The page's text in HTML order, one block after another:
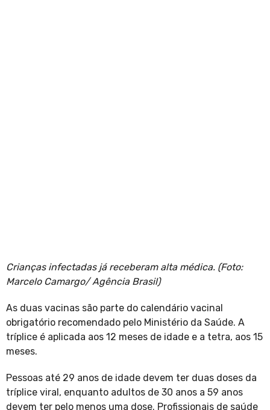
Crianças infectadas já receberam alta médica. (Foto:
Marcelo Camargo/ Agência Brasil)
As duas vacinas são parte do calendário vacinal
obrigatório recomendado pelo Ministério da Saúde. A
tríplice é aplicada aos 12 meses de idade e a tetra, aos 15
meses.
Pessoas até 29 anos de idade devem ter duas doses da
tríplice viral, enquanto adultos de 30 anos a 59 anos
devem ter pelo menos uma dose. Profissionais de saúde